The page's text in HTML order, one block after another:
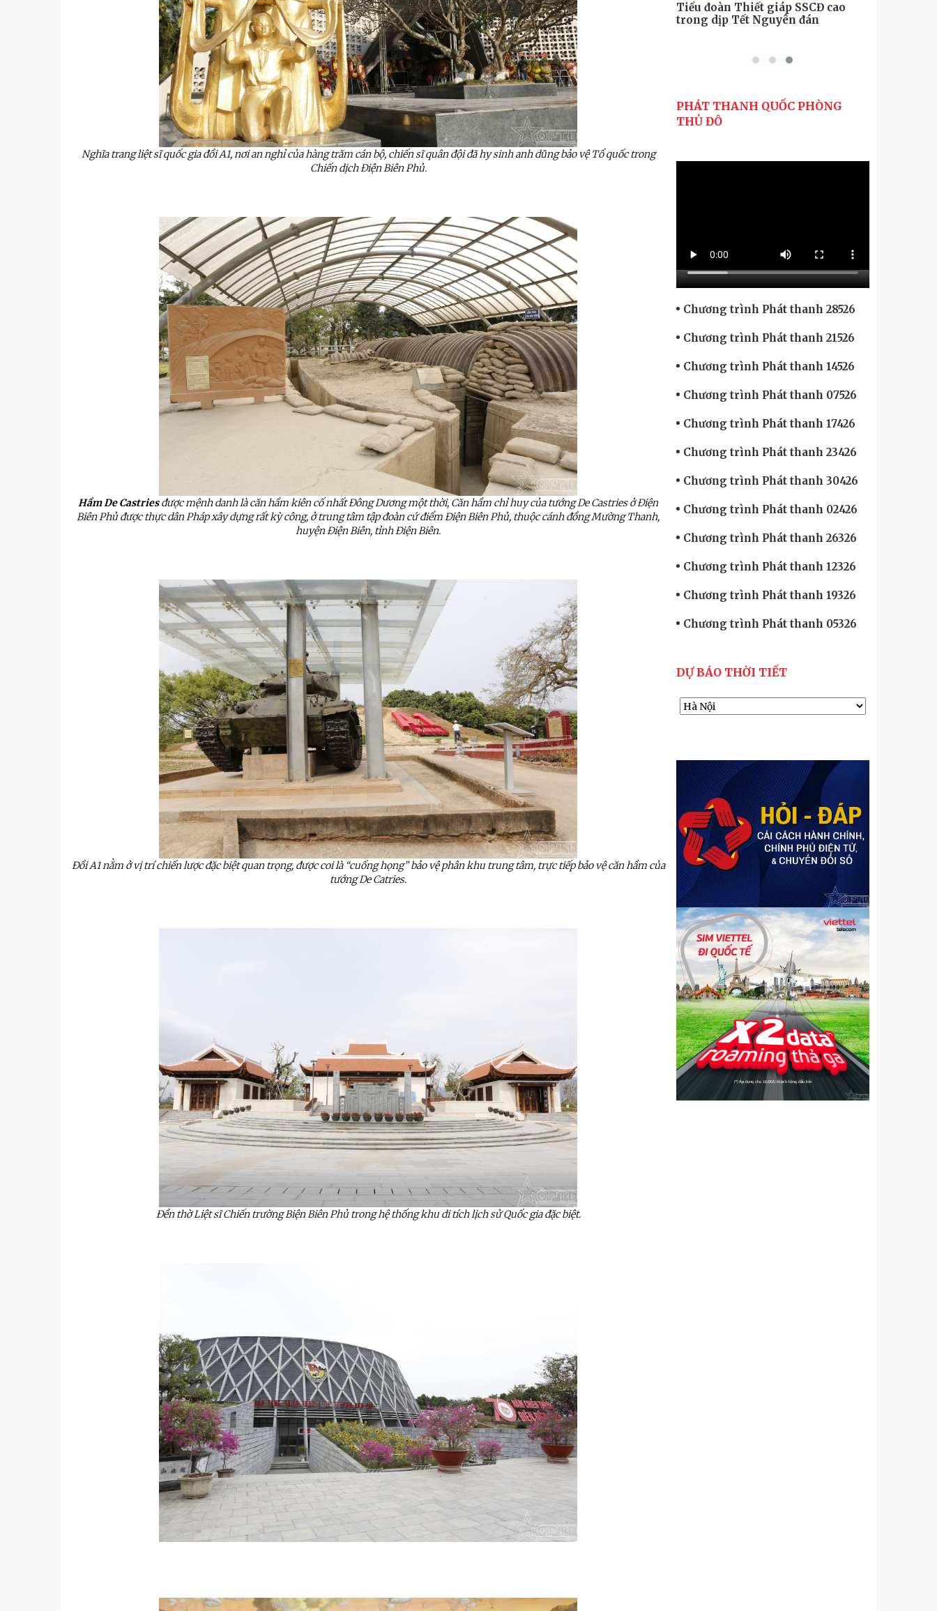
Nghĩa trang liệt sĩ quốc gia đồi A1, nơi an nghỉ của hàng trăm cán bộ, chiến sĩ quân đội đã hy sinh anh dũng bảo vệ Tổ quốc trong
Chiến dịch Điện Biên Phủ.
Hầm De Castries được mệnh danh là căn hầm kiên cố nhất Đông Dương một thời, Căn hầm chỉ huy của tướng De Castries ở Điện
Biên Phủ được thực dân Pháp xây dựng rất kỳ công, ở trung tâm tập đoàn cứ điểm Điện Biên Phủ, thuộc cánh đồng Mường Thanh,
huyện Điện Biên, tỉnh Điện Biên.
Đồi A1 nằm ở vị trí chiến lược đặc biệt quan trọng, được coi là “cuống họng” bảo vệ phân khu trung tâm, trực tiếp bảo vệ căn hầm của
tướng De Catries.
Đền thờ Liệt sĩ Chiến trường Biện Biên Phủ trong hệ thống khu di tích lịch sử Quốc gia đặc biệt.
Tiểu đoàn Thiết giáp SSCĐ cao
trong dịp Tết Nguyên đán
Bộ Tư lệnh Thủ đô và các tổ chức
chính trị-xã hội thành phố Hà Nội
thăm, động viên chiến sĩ mới
Hương Tết ra đảo tiền tiêu
Tiểu đoàn Thiết giáp SSCĐ cao
trong dịp Tết Nguyên đán
PHÁT THANH QUỐC PHÒNG
THỦ ĐÔ
Chương trình Phát thanh 28526
Chương trình Phát thanh 21526
Chương trình Phát thanh 14526
Chương trình Phát thanh 07526
Chương trình Phát thanh 17426
Chương trình Phát thanh 23426
Chương trình Phát thanh 30426
Chương trình Phát thanh 02426
Chương trình Phát thanh 26326
Chương trình Phát thanh 12326
Chương trình Phát thanh 19326
Chương trình Phát thanh 05326
DỰ BÁO THỜI TIẾT